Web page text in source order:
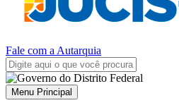
Fale com a Autarquia
Menu Principal